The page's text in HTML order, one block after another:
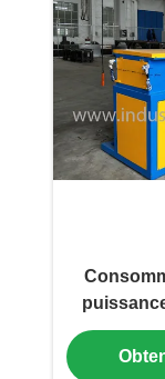
déchets
en